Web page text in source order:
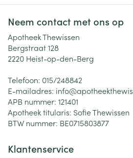
Neem contact met ons op
Apotheek Thewissen
Bergstraat 128
2220 Heist-op-den-Berg
Telefoon: 015/248842
E-mailadres: info@
APB nummer: 121401
Apotheek titularis: Sofie Thewissen
BTW nummer: BE0715803877
Klantenservice